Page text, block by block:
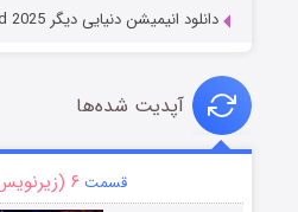
دانلود انیمیشن دنیایی دیگر Another World 2025
آپدیت شده‌ها
قسمت ۶ (زیرنویس)